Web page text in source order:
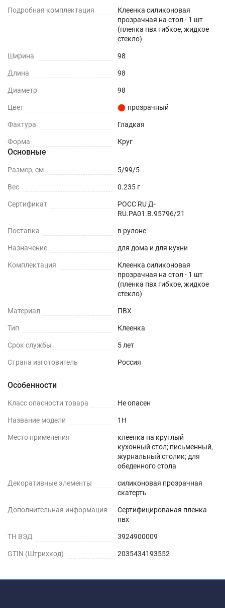
Защита поверхностей от механических
повреждений – сколы, вмятины, царапины.
Влагостойкость
Защита поверхности вашего стола от воды и
пролитых жидкостей.
ПОДХОДИТ ДЛЯ ЛЮБОГО ИНТЕРЬЕРА
поверхности - дерево, стекло, пластик, мрамор,
гранит, металл и текстиль.
СТОЛЕШНИЦЫ
СТОЛЫ СО СКАТЕРТЬЮ
ЖУРНАЛЬНЫЙ СТОЛ
ДЕТСКИЙ СТОЛ
ПОДГОТОВКА К ИСПОЛЬЗОВАНИЮ
Сразу после распаковки пленки может
запах. Перед использованием пленки, протрите
её поверхность влажной салфеткой с мыльным
Дайте высохнуть – запах выветривается
Шаг 3
Подробная комплектация
Клеенка силиконовая
прозрачная на стол - 1 шт
(пленка пвх гибкое, жидкое
стекло)
Ширина 98
Длина 98
Диаметр 98
Цвет прозрачный
Фактура Гладкая
Форма Круг
Основные
Размер, см 5/99/5
Вес 0.235 г
Сертификат
РОСС RU Д-
RU.РА01.В.95796/21
Поставка в рулоне
Назначение для дома и для кухни
Комплектация
Клеенка силиконовая
прозрачная на стол - 1 шт
(пленка пвх гибкое, жидкое
стекло)
Материал ПВХ
Тип Клеенка
Срок службы 5 лет
Страна изготовитель Россия
Особенности
Класс опасности товара Не опасен
Название модели 1H
Место применения
клеенка на круглый
кухонный стол; письменный,
журнальный столик; для
обеденного стола
Декоративные элементы
силиконовая прозрачная
скатерть
Дополнительная информация
Сертифицированая пленка
пвх
ТН ВЭД 3924900009
GTIN (Штрихкод) 2035434193552